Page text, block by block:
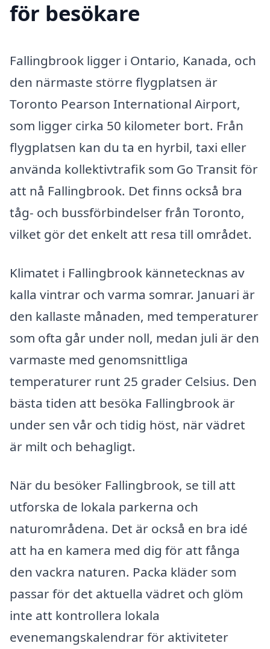
för besökare
Fallingbrook ligger i Ontario, Kanada, och
den närmaste större flygplatsen är
Toronto Pearson International Airport,
som ligger cirka 50 kilometer bort. Från
flygplatsen kan du ta en hyrbil, taxi eller
använda kollektivtrafik som Go Transit för
att nå Fallingbrook. Det finns också bra
tåg- och bussförbindelser från Toronto,
vilket gör det enkelt att resa till området.
Klimatet i Fallingbrook kännetecknas av
kalla vintrar och varma somrar. Januari är
den kallaste månaden, med temperaturer
som ofta går under noll, medan juli är den
varmaste med genomsnittliga
temperaturer runt 25 grader Celsius. Den
bästa tiden att besöka Fallingbrook är
under sen vår och tidig höst, när vädret
är milt och behagligt.
När du besöker Fallingbrook, se till att
utforska de lokala parkerna och
naturområdena. Det är också en bra idé
att ha en kamera med dig för att fånga
den vackra naturen. Packa kläder som
passar för det aktuella vädret och glöm
inte att kontrollera lokala
evenemangskalendrar för aktiviteter